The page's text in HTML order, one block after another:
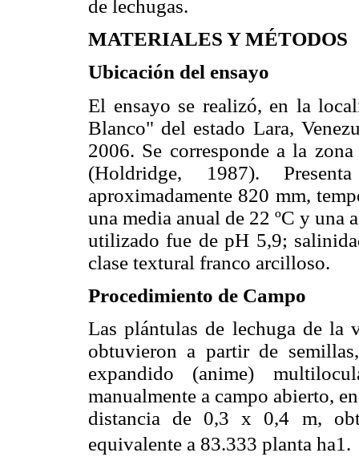
de lechugas.
MATERIALES Y MÉTODOS
Ubicación del ensayo
El ensayo se realizó, en la
Blanco" del estado Lara,
2006. Se corresponde a la
(Holdridge, 1987).
aproximadamente 820 mm,
una media anual de 22 ºC y una
utilizado fue de pH 5,9;
clase textural franco arcilloso.
Procedimiento de Campo
Las plántulas de lechuga de la
obtuvieron a partir de
expandido (anime)
manualmente a campo abierto,
distancia de 0,3 x 0,4 m,
equivalente a 83.333 planta ha1.